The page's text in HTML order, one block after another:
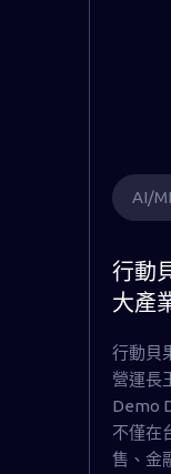
AI/
行動
大產
行動貝
營運長
Demo
不僅在
售、金